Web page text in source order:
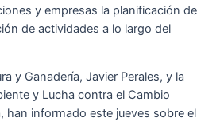
y empresas la planificación de
de actividades a lo largo del
y Ganadería, Javier Perales, y la
y Lucha contra el Cambio
han informado este jueves sobre el